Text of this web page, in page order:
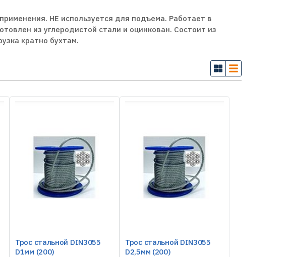
НЕ используется для подъема. Работает в
из углеродистой стали и оцинкован. Состоит из
кратно бухтам.
Трос стальной DIN3055
D1мм (200)
Трос стальной DIN3055
D2,5мм (200)